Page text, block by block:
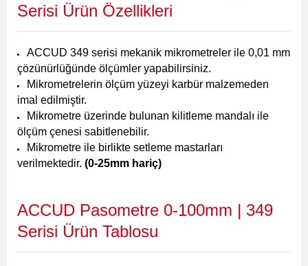
Serisi Ürün Özellikleri
ACCUD 349 serisi mekanik mikrometreler ile 0,01 mm
çözünürlüğünde ölçümler yapabilirsiniz.
Mikrometrelerin ölçüm yüzeyi karbür malzemeden
imal edilmiştir.
Mikrometre üzerinde bulunan kilitleme mandalı ile
ölçüm çenesi sabitlenebilir.
Mikrometre ile birlikte setleme mastarları
verilmektedir. (0-25mm hariç)
ACCUD Pasometre 0-100mm | 349
Serisi Ürün Tablosu